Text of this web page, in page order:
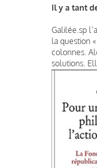
Il y a tant
Galilée.sp
la question
colonnes.
solutions.